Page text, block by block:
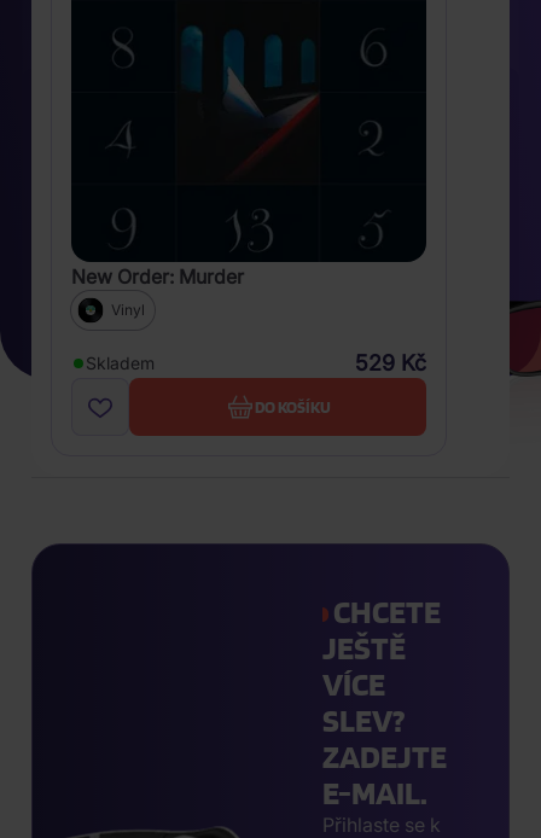
New Order: Murder
Vinyl
Skladem 529 Kč
DO KOŠÍKU
CHCETE
JEŠTĚ
VÍCE
SLEV?
ZADEJTE
E-MAIL.
Přihlaste se k